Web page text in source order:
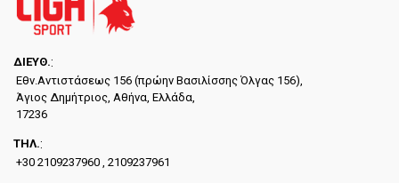
ΔΙΕYΘ.:
Εθν.Αντιστάσεως 156 (πρώην Βασιλίσσης Όλγας 156),
Άγιος Δημήτριος, Αθήνα, Ελλάδα,
17236
ΤΗΛ.:
+30 2109237960 , 2109237961